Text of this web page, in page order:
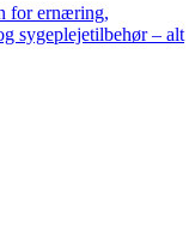
for ernæring,
sygeplejetilbehør – alt